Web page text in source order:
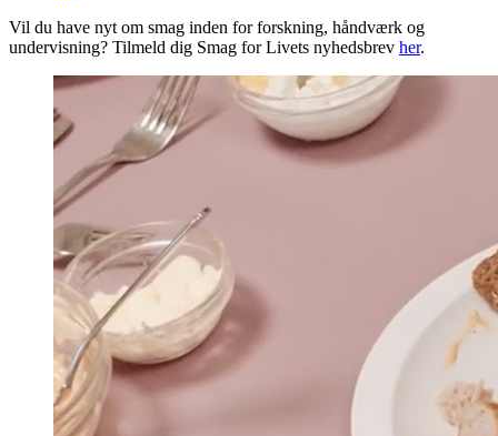
Vil du have nyt om smag inden for forskning, håndværk og
undervisning? Tilmeld dig Smag for Livets nyhedsbrev her.